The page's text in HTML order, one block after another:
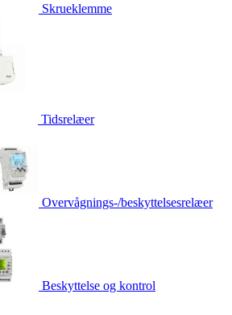
Skrueklemme
Tidsrelæer
Overvågnings-/beskyttelsesrelæer
Beskyttelse og kontrol